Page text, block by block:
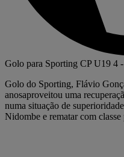
Golo para Sporting CP U19 4 -
Golo do Sporting, Flávio
anosaproveitou uma
numa situação de
Nidombe e rematar com